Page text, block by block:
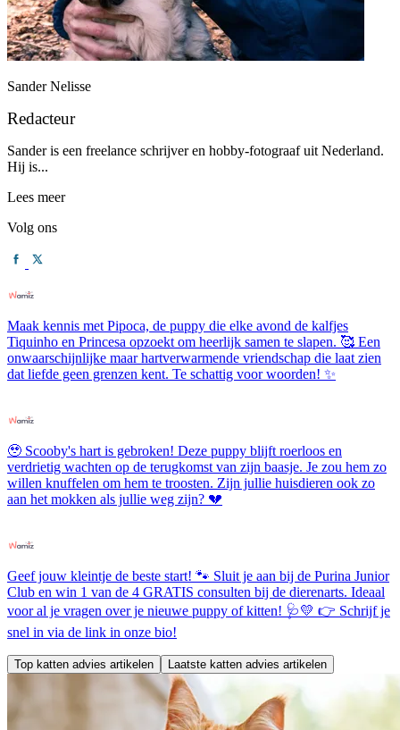
Sander Nelisse
Redacteur
Sander is een freelance schrijver en hobby-fotograaf uit Nederland.
Hij is...
Lees meer
Volg ons
Maak kennis met Pipoca, de puppy die elke avond de kalfjes
Tiquinho en Princesa opzoekt om heerlijk samen te slapen. 🥰 Een
onwaarschijnlijke maar hartverwarmende vriendschap die laat zien
dat liefde geen grenzen kent. Te schattig voor woorden! ✨
🥹 Scooby's hart is gebroken! Deze puppy blijft roerloos en
verdrietig wachten op de terugkomst van zijn baasje. Je zou hem zo
willen knuffelen om hem te troosten. Zijn jullie huisdieren ook zo
aan het mokken als jullie weg zijn? 💔
Geef jouw kleintje de beste start! 🐾 Sluit je aan bij de Purina Junior
Club en win 1 van de 4 GRATIS consulten bij de dierenarts. Ideaal
voor al je vragen over je nieuwe puppy of kitten! 🩺💛 👉 Schrijf je
snel in via de link in onze bio!
Top katten advies artikelen Laatste katten advies artikelen